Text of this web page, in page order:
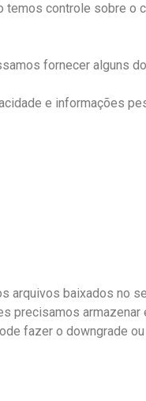
temos controle sobre
fornecer alguns
e informações
baixados no
precisamos
fazer o downgrade ou